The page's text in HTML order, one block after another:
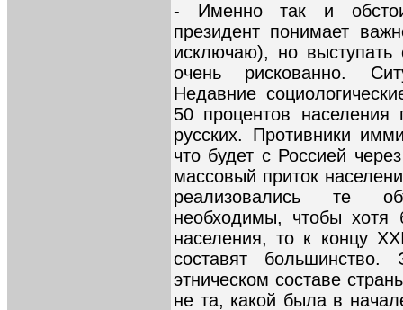
- Именно так и
президент понимает
исключаю), но выступать
очень рискованно.
Недавние
50 процентов
русских. Противники
что будет с Россией
массовый приток
реализовались те
необходимы, чтобы хотя
населения, то к концу
составят большинство.
этническом составе
не та, какой была в